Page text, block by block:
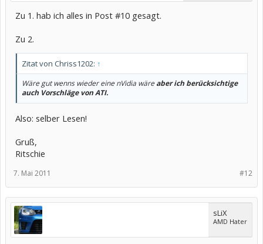
Zu 1. hab ich alles in Post #10 gesagt.
Zu 2.
Zitat von Chriss1202: ↑
Wäre gut wenns wieder eine nVidia wäreaber ich berücksichtige
auch Vorschläge von ATI.
Also: selber Lesen!
Gruß,
Ritschie
#12
7. Mai 2011
sLiX
AMD Hater